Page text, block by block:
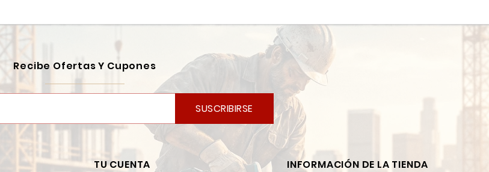
Recibe Ofertas Y Cupones
SUSCRIBIRSE
TU CUENTA INFORMACIÓN DE LA TIENDA